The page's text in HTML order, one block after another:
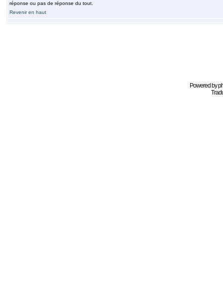
réponse ou pas de réponse du tout.
Revenir en haut
Powered by